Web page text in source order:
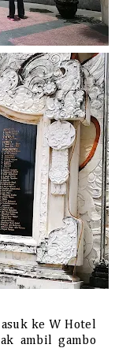
ke W Hotel
ambil gambo